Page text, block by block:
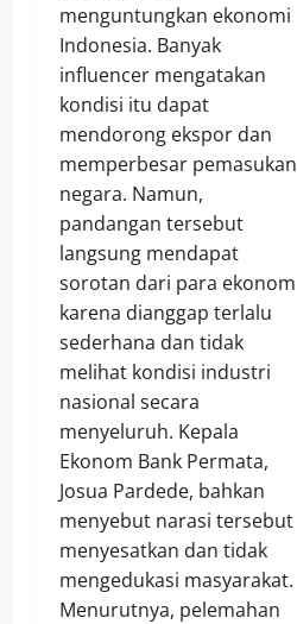
menguntungkan ekonomi
Indonesia. Banyak
influencer mengatakan
kondisi itu dapat
mendorong ekspor dan
memperbesar pemasukan
negara. Namun,
pandangan tersebut
langsung mendapat
sorotan dari para ekonom
karena dianggap terlalu
sederhana dan tidak
melihat kondisi industri
nasional secara
menyeluruh. Kepala
Ekonom Bank Permata,
Josua Pardede, bahkan
menyebut narasi tersebut
menyesatkan dan tidak
mengedukasi masyarakat.
Menurutnya, pelemahan